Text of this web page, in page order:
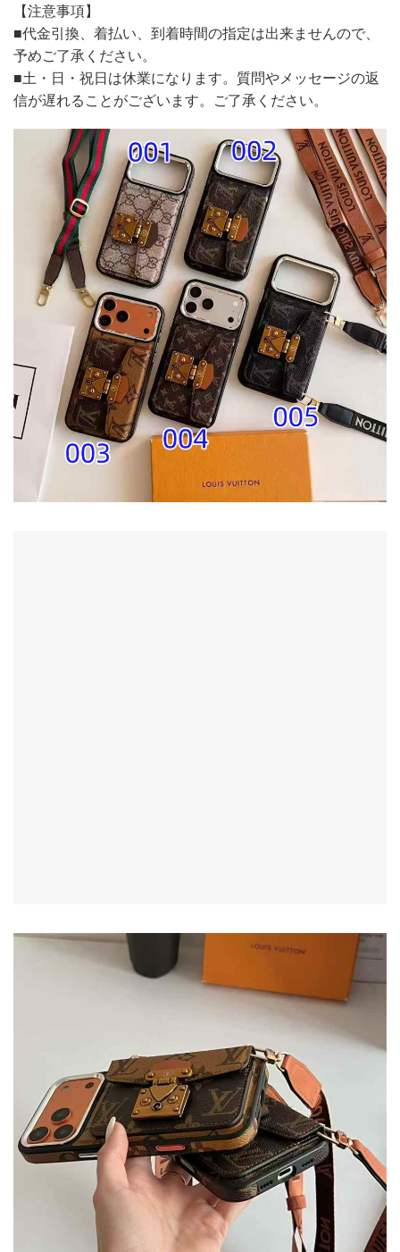
【注意事項】
■代金引換、着払い、到着時間の指定は出来ませんので、
予めご了承ください。
■土・日・祝日は休業になります。質問やメッセージの返
信が遅れることがございます。ご了承ください。